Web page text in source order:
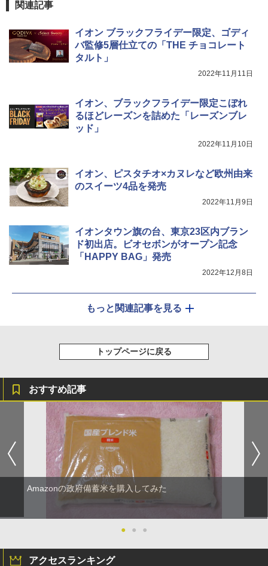
関連記事
イオン ブラックフライデー限定、ゴディ
バ監修5層仕立ての「THE チョコレート
タルト」
2022年11月11日
イオン、ブラックフライデー限定こぼれ
るほどレーズンを詰めた「レーズンブレ
ッド」
2022年11月10日
イオン、ピスタチオ×カヌレなど欧州由来
のスイーツ4品を発売
2022年11月9日
イオンタウン旗の台、東京23区内ブラン
ド初出店。ビオセボンがオープン記念
「HAPPY BAG」発売
2022年12月8日
もっと関連記事を見る
トップページに戻る
おすすめ記事
Amazonの政府備蓄米を購入してみた
● ● ●
アクセスランキング